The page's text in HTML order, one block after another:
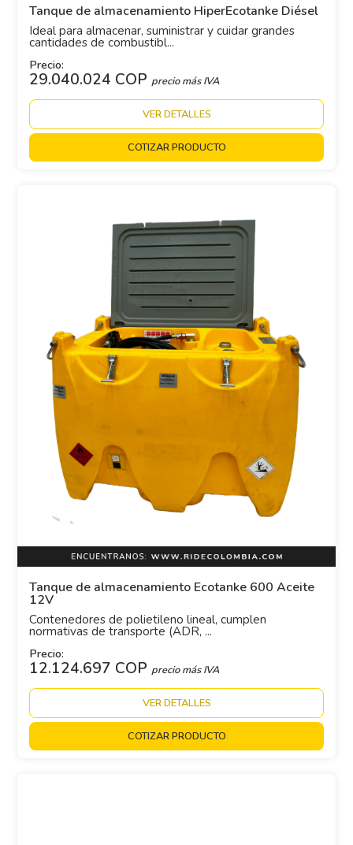
Tanque de almacenamiento HiperEcotanke Diésel
Ideal para almacenar, suministrar y cuidar grandes
cantidades de combustibl...
Precio:
29.040.024 COPprecio más IVA
VER DETALLES
COTIZAR PRODUCTO
Tanque de almacenamiento Ecotanke 600 Aceite
12V
Contenedores de polietileno lineal, cumplen
normativas de transporte (ADR, ...
Precio:
12.124.697 COPprecio más IVA
VER DETALLES
COTIZAR PRODUCTO